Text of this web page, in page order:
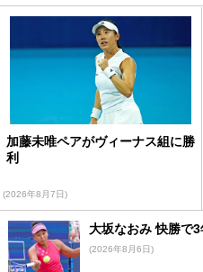
加藤未唯ペアがヴィーナス組に勝
利
(2026年8月7日)
大坂なおみ 快勝で
(2026年8月6日)